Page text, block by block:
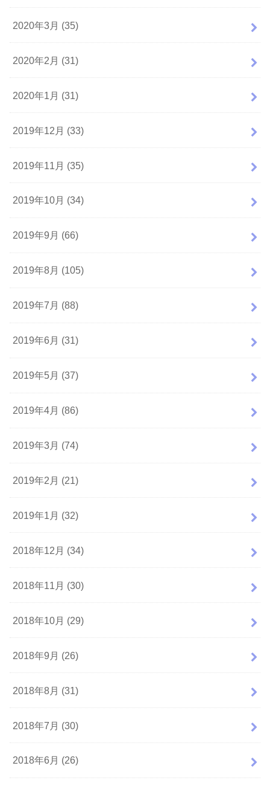
2020年3月 (35)
2020年2月 (31)
2020年1月 (31)
2019年12月 (33)
2019年11月 (35)
2019年10月 (34)
2019年9月 (66)
2019年8月 (105)
2019年7月 (88)
2019年6月 (31)
2019年5月 (37)
2019年4月 (86)
2019年3月 (74)
2019年2月 (21)
2019年1月 (32)
2018年12月 (34)
2018年11月 (30)
2018年10月 (29)
2018年9月 (26)
2018年8月 (31)
2018年7月 (30)
2018年6月 (26)